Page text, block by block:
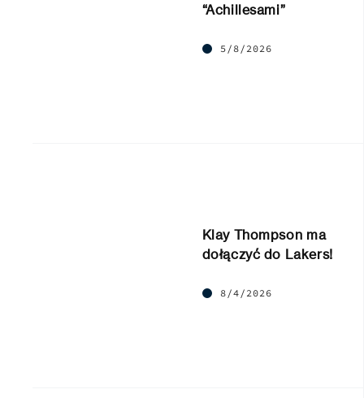
“Achillesami”
5/8/2026
Klay Thompson ma
dołączyć do Lakers!
8/4/2026